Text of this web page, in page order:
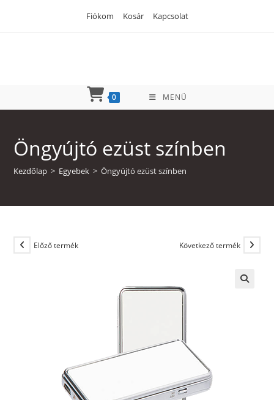
Fiókom Kosár Kapcsolat
0 MENÜ
Öngyújtó ezüst színben
Kezdőlap > Egyebek > Öngyújtó ezüst színben
Előző termék Következő termék